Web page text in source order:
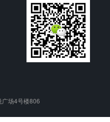
广场4号楼806